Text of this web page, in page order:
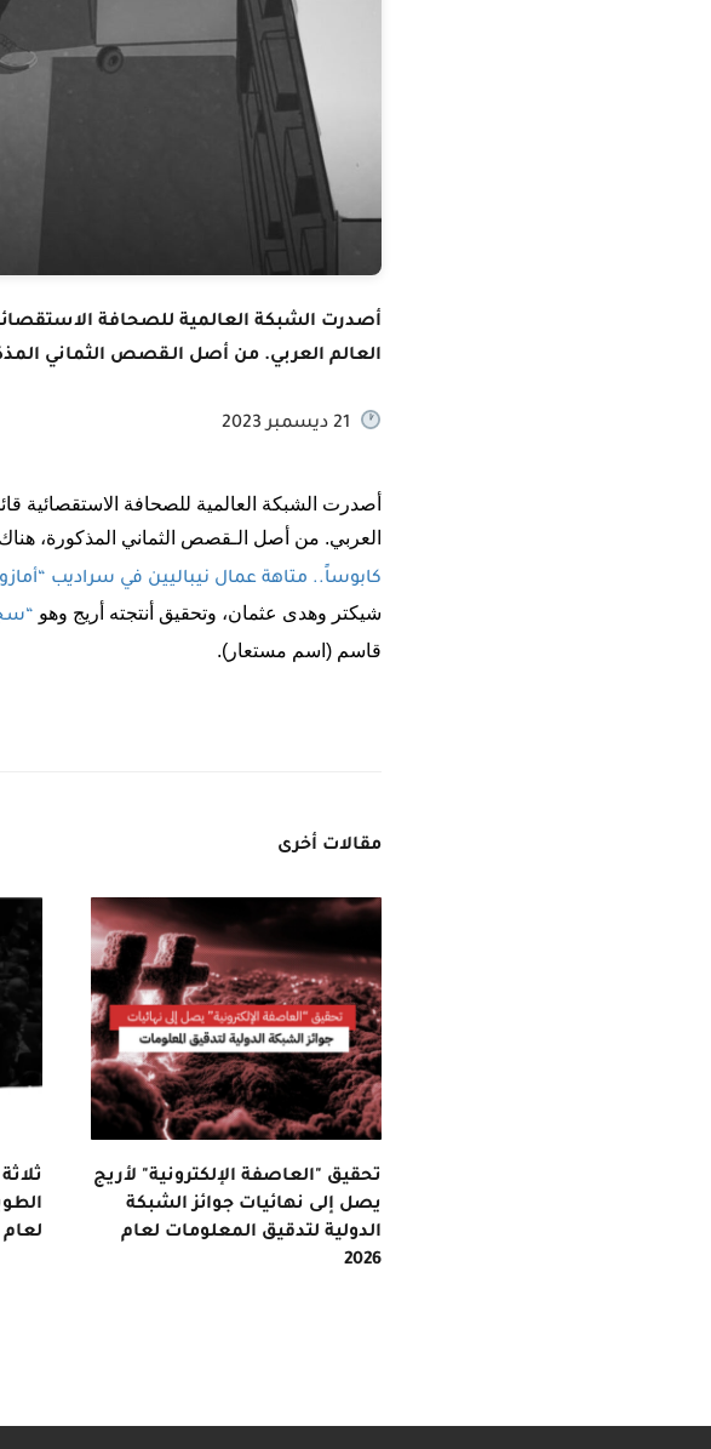
العالم العربي. من أصل الـقصص الثماني
21 ديسمبر 2023
العربي. من أصل الـقصص الثماني المذكورة،
كابوساً.. متاهة عمال نيباليين في سراديب
شيكتر وهدى عثمان، وتحقيق أنتجته أريج وهو
قاسم (اسم مستعار).
مقالات أخرى
تحقيق "العاصفة الإلكترونية" لأريج
يصل إلى نهائيات جوائز الشبكة
الدولية لتدقيق المعلومات لعام
2026
لعام 2026